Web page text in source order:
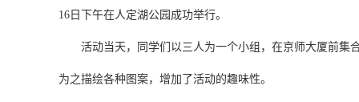
16日下午在人定湖公园成功举行。
活动当天，同学们以三人为一个小组，在京师大厦前集
为之描绘各种图案，增加了活动的趣味性。